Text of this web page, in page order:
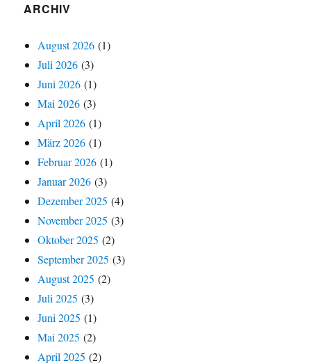
ARCHIV
August 2026 (1)
Juli 2026 (3)
Juni 2026 (1)
Mai 2026 (3)
April 2026 (1)
März 2026 (1)
Februar 2026 (1)
Januar 2026 (3)
Dezember 2025 (4)
November 2025 (3)
Oktober 2025 (2)
September 2025 (3)
August 2025 (2)
Juli 2025 (3)
Juni 2025 (1)
Mai 2025 (2)
April 2025 (2)